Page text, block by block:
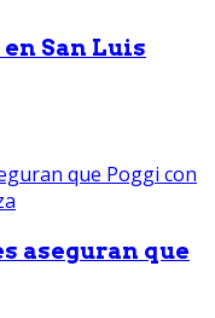
San Luis
aseguran que